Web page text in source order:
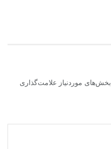
بخش‌های موردنیاز علامت‌گذاری